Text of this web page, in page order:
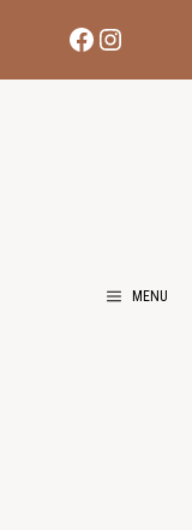
Facebook
MENU